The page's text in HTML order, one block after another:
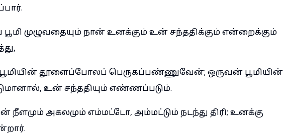
பூமி முழுவதையும் நான் உனக்கும் உன் சந்ததிக்கும் என்றைக்கும்
தூளைப்போலப் பெருகப்பண்ணுவேன்; ஒருவன் பூமியின்
உன் சந்ததியும் எண்ணப்படும்.
நீளமும் அகலமும் எம்மட்டோ, அம்மட்டும் நடந்து திரி; உனக்கு